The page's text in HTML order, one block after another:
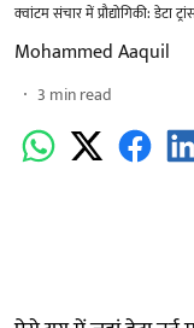
क्वांटम संचार में प्रौद्योगिकी: डेटा
Mohammed Aaquil
3 min read